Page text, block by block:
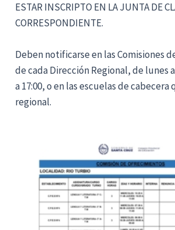
ESTAR INSCRIPTO EN LA JUNTA DE
CORRESPONDIENTE.
Deben notificarse en las Comisiones
de cada Dirección Regional, de lunes
a 17:00, o en las escuelas de
regional.